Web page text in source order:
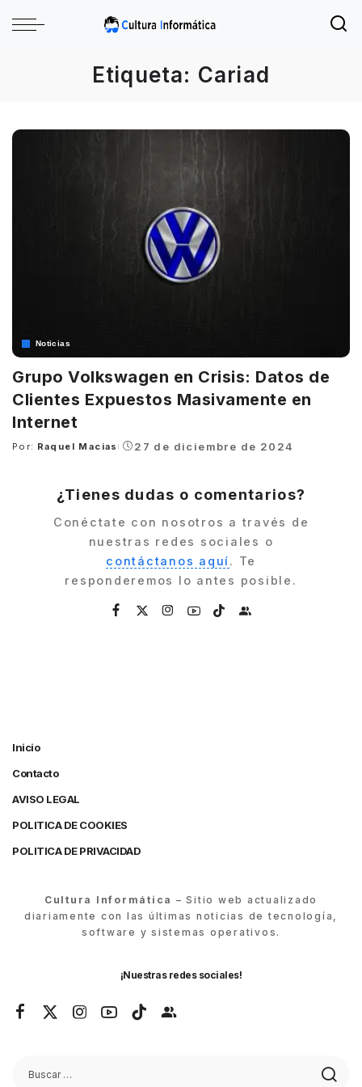
Etiqueta: Cariad
Noticias
Grupo Volkswagen en Crisis: Datos de
Clientes Expuestos Masivamente en
Internet
Posted
Por: Raquel Macias 27 de diciembre de 2024
¿Tienes dudas o comentarios?
Conéctate con nosotros a través de
nuestras redes sociales o
contáctanos aquí. Te
responderemos lo antes posible.
Inicio
Contacto
AVISO LEGAL
POLITICA DE COOKIES
POLITICA DE PRIVACIDAD
Cultura Informática – Sitio web actualizado
diariamente con las últimas noticias de tecnología,
software y sistemas operativos.
¡Nuestras redes sociales!